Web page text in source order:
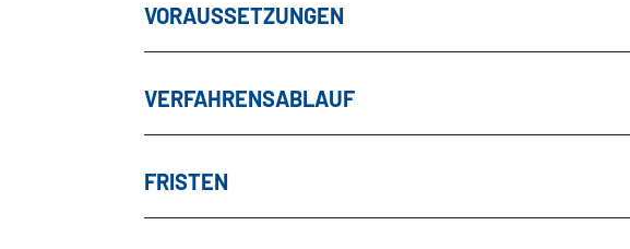
VORAUSSETZUNGEN
VERFAHRENSABLAUF
FRISTEN